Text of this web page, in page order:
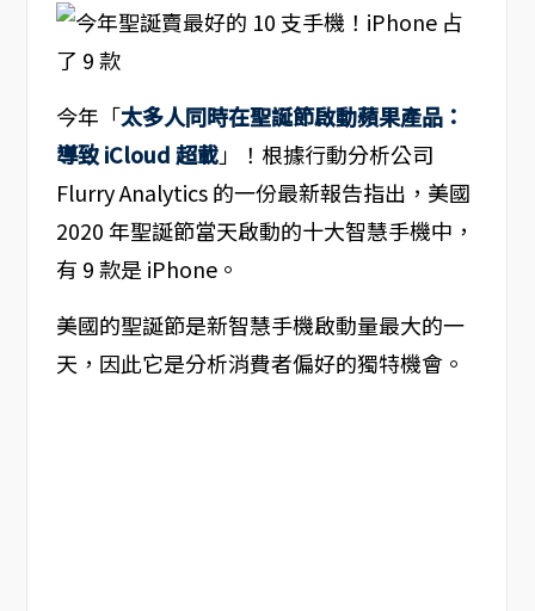
今年「太多人同時在聖誕節啟動蘋果產品：
導致 iCloud 超載」！根據行動分析公司
Flurry Analytics 的一份最新報告指出，美國
2020 年聖誕節當天啟動的十大智慧手機中，
有 9 款是 iPhone。
美國的聖誕節是新智慧手機啟動量最大的一
天，因此它是分析消費者偏好的獨特機會。